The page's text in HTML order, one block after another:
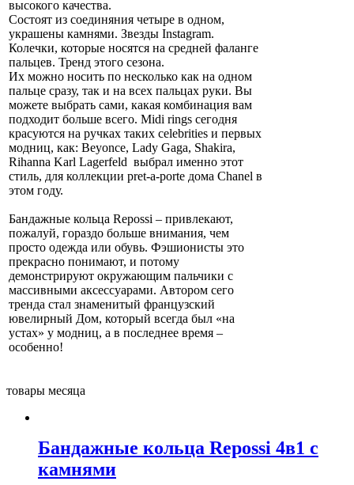
высокого качества.
Состоят из соединяния четыре в одном,
украшены камнями. Звезды Instagram.
Колечки, которые носятся на средней фаланге
пальцев. Тренд этого сезона.
Их можно носить по несколько как на одном
пальце сразу, так и на всех пальцах руки. Вы
можете выбрать сами, какая комбинация вам
подходит больше всего. Midi rings сегодня
красуются на ручках таких celebrities и первых
модниц, как: Beyonce, Lady Gaga, Shakira,
Rihanna Karl Lagerfeld выбрал именно этот
стиль, для коллекции pret-a-porte дома Chanel в
этом году.
Бандажные кольца Repossi – привлекают,
пожалуй, гораздо больше внимания, чем
просто одежда или обувь. Фэшионисты это
прекрасно понимают, и потому
демонстрируют окружающим пальчики с
массивными аксессуарами. Автором сего
тренда стал знаменитый французский
ювелирный Дом, который всегда был «на
устах» у модниц, а в последнее время –
особенно!
товары месяца
Бандажные кольца Repossi 4в1 с
камнями